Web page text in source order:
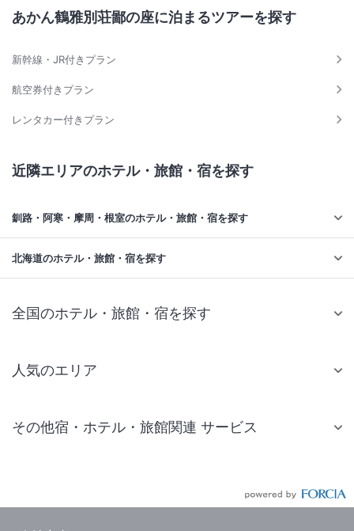
あかん鶴雅別荘鄙の座に泊まるツアーを探す
新幹線・JR付きプラン
航空券付きプラン
レンタカー付きプラン
近隣エリアのホテル・旅館・宿を探す
釧路・阿寒・摩周・根室のホテル・旅館・宿を探す
北海道のホテル・旅館・宿を探す
全国のホテル・旅館・宿を探す
人気のエリア
仙台 ホテル
東京ドーム ホテル
その他宿・ホテル・旅館関連 サービス